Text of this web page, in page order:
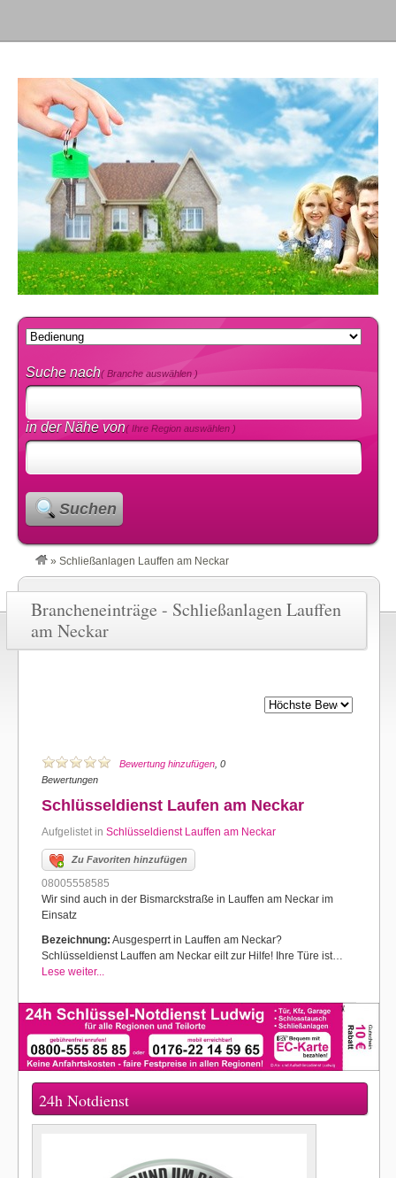
Suche nach( Branche auswählen )
in der Nähe von( Ihre Region auswählen )
Suchen
» Schließanlagen Lauffen am Neckar
Brancheneinträge - Schließanlagen Lauffen
am Neckar
Bewertung hinzufügen , 0
Bewertungen
Schlüsseldienst Laufen am Neckar
Aufgelistet in Schlüsseldienst Lauffen am Neckar
Zu Favoriten hinzufügen
08005558585
Wir sind auch in der Bismarckstraße in Lauffen am Neckar im
Einsatz
Bezeichnung: Ausgesperrt in Lauffen am Neckar?
Schlüsseldienst Lauffen am Neckar eilt zur Hilfe! Ihre Türe ist…
Lese weiter...
24h Notdienst